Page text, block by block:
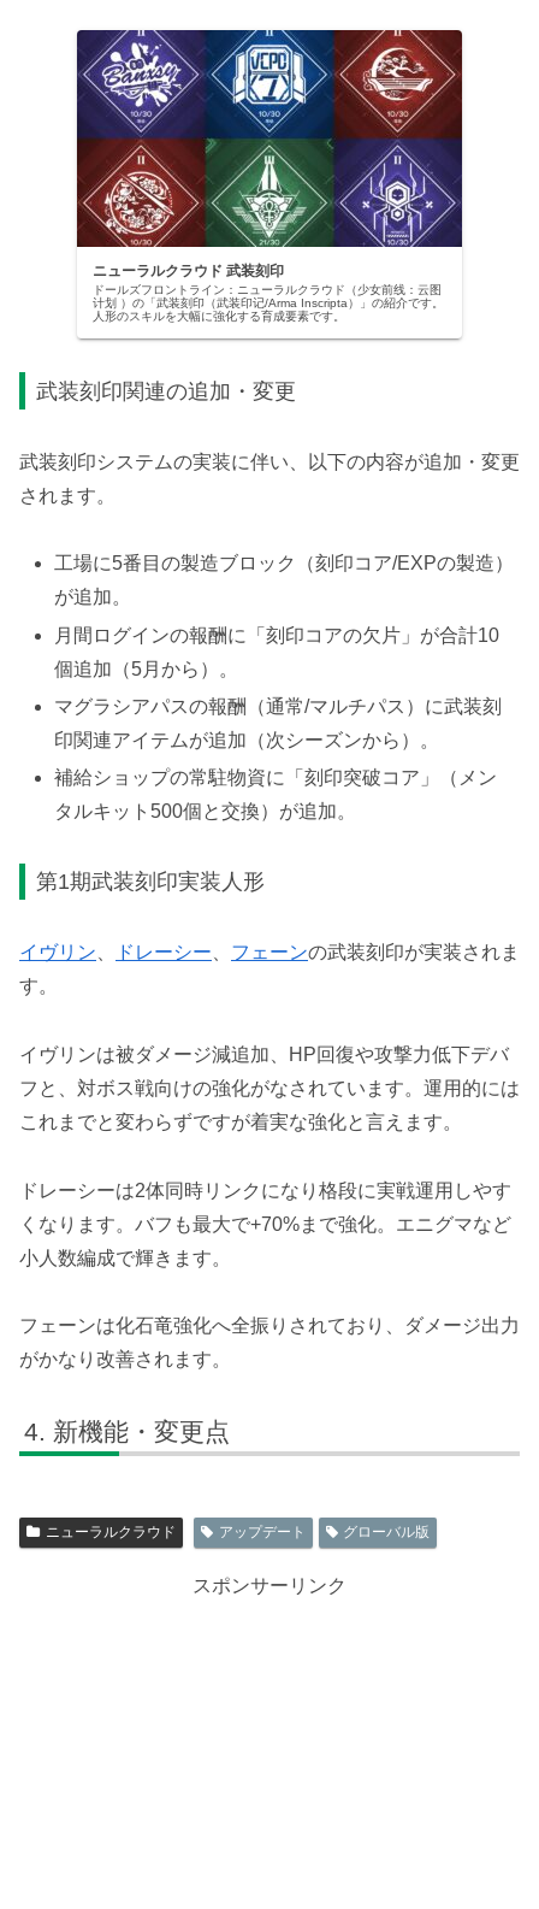
ニューラルクラウド 武装刻印
ドールズフロントライン：ニューラルクラウド（少女前线：云图
计划 ）の「武装刻印（武装印记/Arma Inscripta）」の紹介です。
人形のスキルを大幅に強化する育成要素です。
武装刻印関連の追加・変更
武装刻印システムの実装に伴い、以下の内容が追加・変更
されます。
工場に5番目の製造ブロック（刻印コア/EXPの製造）
が追加。
月間ログインの報酬に「刻印コアの欠片」が合計10
個追加（5月から）。
マグラシアパスの報酬（通常/マルチパス）に武装刻
印関連アイテムが追加（次シーズンから）。
補給ショップの常駐物資に「刻印突破コア」（メン
タルキット500個と交換）が追加。
第1期武装刻印実装人形
イヴリン ドレーシー フェーンの武装刻印が実装されま
す。
イヴリンは被ダメージ減追加、HP回復や攻撃力低下デバ
フと、対ボス戦向けの強化がなされています。運用的には
これまでと変わらずですが着実な強化と言えます。
ドレーシーは2体同時リンクになり格段に実戦運用しやす
くなります。バフも最大で+70%まで強化。エニグマなど
小人数編成で輝きます。
フェーンは化石竜強化へ全振りされており、ダメージ出力
がかなり改善されます。
新機能・変更点
ニューラルクラウド アップデート グローバル版
スポンサーリンク